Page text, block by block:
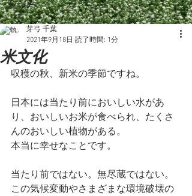
レシピ
米文化
芽弓 千葉
2021年9月18日 読了時間: 1分
収穫の秋、新米の季節ですね。
日本には当たり前においしい水があ
り、おいしいお米が食べられ、たくさ
んのおいしい植物がある。
本当に幸せなことです。
当たり前ではない。無尽蔵ではない。
この気候変動やさまざまな環境破壊の